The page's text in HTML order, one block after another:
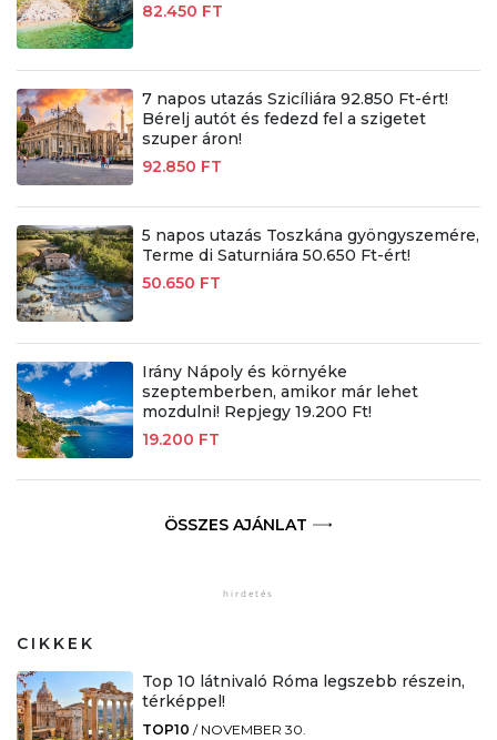
82.450 FT
7 napos utazás Szicíliára 92.850 Ft-ért!
Bérelj autót és fedezd fel a szigetet
szuper áron!
92.850 FT
5 napos utazás Toszkána gyöngyszemére,
Terme di Saturniára 50.650 Ft-ért!
50.650 FT
Irány Nápoly és környéke
szeptemberben, amikor már lehet
mozdulni! Repjegy 19.200 Ft!
19.200 FT
ÖSSZES AJÁNLAT
CIKKEK
Top 10 látnivaló Róma legszebb részein,
térképpel!
TOP10 / NOVEMBER 30.